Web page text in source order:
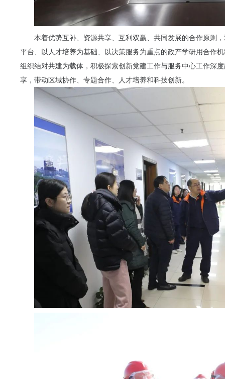
本着优势互补、资源共享、互利双赢、共同发展的合作原则
平台、以人才培养为基础、以决策服务为重点的政产学研用合作
组织结对共建为载体，积极探索创新党建工作与服务中心工作深
享，带动区域协作、专题合作、人才培养和科技创新。